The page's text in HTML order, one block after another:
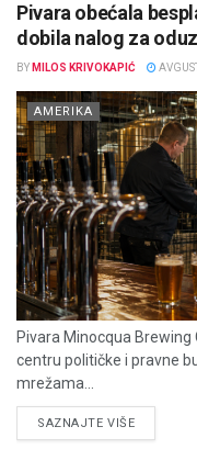
Pivara obećala
dobila nalog za
BY MILOS KRIVOKAPIĆ
AMERIKA
Pivara Minocqua
centru političke i pravne
mrežama...
SAZNAJTE VIŠEDETAILS